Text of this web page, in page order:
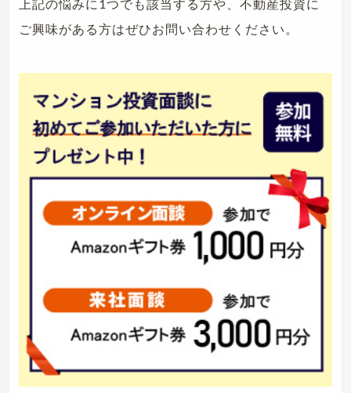
上記の悩みに1つでも該当する方や、不動産投資に
ご興味がある方はぜひお問い合わせください。